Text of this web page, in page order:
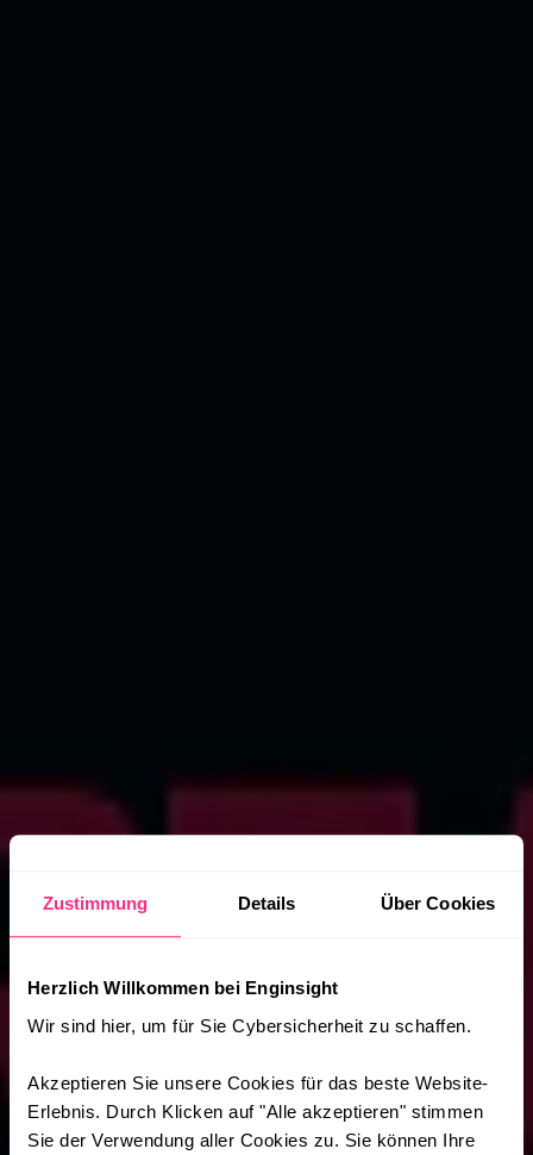
Zustimmung Details Über Cookies
Herzlich Willkommen bei Enginsight
Wir sind hier, um für Sie Cybersicherheit zu schaffen.
Akzeptieren Sie unsere Cookies für das beste Website-
Erlebnis. Durch Klicken auf "Alle akzeptieren" stimmen
Sie der Verwendung aller Cookies zu. Sie können Ihre